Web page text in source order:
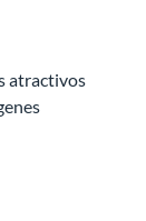
atractivos